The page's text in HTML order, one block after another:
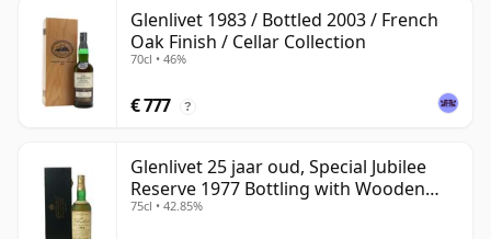
Glenlivet 1983 / Bottled 2003 / French
Oak Finish / Cellar Collection
70cl • 46%
€ 777 ?
Glenlivet 25 jaar oud, Special Jubilee
Reserve 1977 Bottling with Wooden
Case
75cl • 42.85%